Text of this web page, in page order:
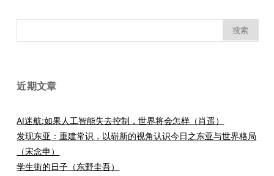
索：
近期文章
AI迷航:如果人工智能失去控制，世界将会怎样（肖遥）
发现东亚：重建常识，以崭新的视角认识今日之东亚与世界格局
（宋念申）
学生街的日子（东野圭吾）